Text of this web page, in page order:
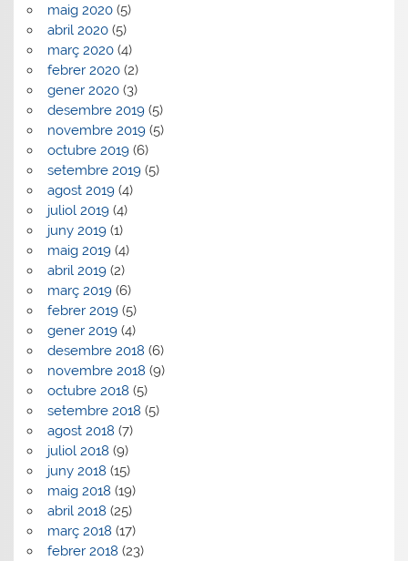
maig 2020(5)
abril 2020(5)
març 2020(4)
febrer 2020(2)
gener 2020(3)
desembre 2019(5)
novembre 2019(5)
octubre 2019(6)
setembre 2019(5)
agost 2019(4)
juliol 2019(4)
juny 2019(1)
maig 2019(4)
abril 2019(2)
març 2019(6)
febrer 2019(5)
gener 2019(4)
desembre 2018 (6)
novembre 2018 (9)
octubre 2018 (5)
setembre 2018 (5)
agost 2018 (7)
juliol 2018 (9)
juny 2018 (15)
maig 2018 (19)
abril 2018 (25)
març 2018 (17)
febrer 2018 (23)